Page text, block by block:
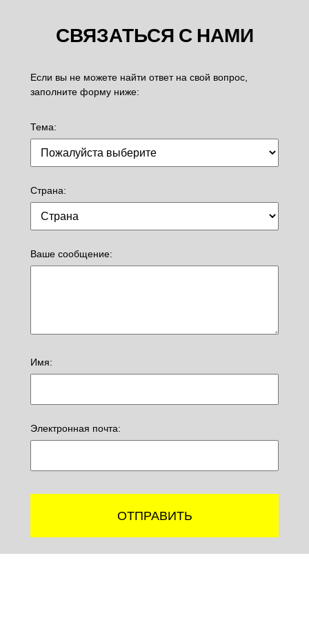
СВЯЗАТЬСЯ С НАМИ
Если вы не можете найти ответ на свой вопрос,
заполните форму ниже:
Тема:
Страна:
Ваше сообщение:
Имя:
Электронная почта:
ОТПРАВИТЬ